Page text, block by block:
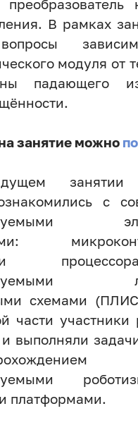
преобразователь
В рамках
модуля от
падающего
занятие можно
занятии
с
схемами
части участники
выполняли
платформами.